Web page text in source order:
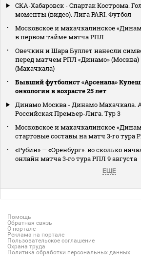
СКА-Хабаровск - Спартак Кострома.
моменты (видео). Лига PARI. Футбол
Московское и махачкалинское
в первом тайме матча РПЛ
Овечкин и Шара Буллет нанесли
перед матчем РПЛ «Динамо»
(Махачкала)
Бывший футболист «Арсенала»
онкологии в возрасте 25 лет
Динамо Москва - Динамо Махачкала.
Российская Премьер-Лига. Тур 3
Московское и махачкалинское
стартовые составы на матч 3‑го тура
«Рубин» — «Оренбург»: во сколько
онлайн матча 3‑го тура РПЛ 9 августа
ЕЩЕ
Помощь
Обратная связь
О портале
Реклама на портале
Пользовательское соглашение
Охрана труда
Политика обработки персональных данных